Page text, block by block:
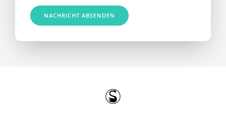
u
m
e
NACHRICHT ABSENDEN